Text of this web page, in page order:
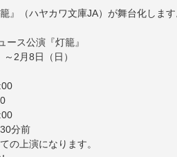
』（ハヤカワ文庫JA）が舞台化します
ース公演『灯籠』
2月8日（日）
分前
の上演になります。